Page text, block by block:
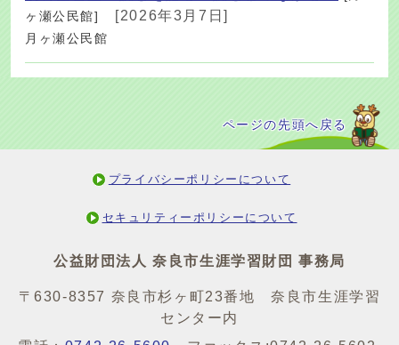
ヶ瀬公民館]
[2026年3月7日]
月ヶ瀬公民館
ページの先頭へ戻る
プライバシーポリシーについて
セキュリティーポリシーについて
公益財団法人 奈良市生涯学習財団 事務局
〒630-8357 奈良市杉ヶ町23番地 奈良市生涯学習
センター内